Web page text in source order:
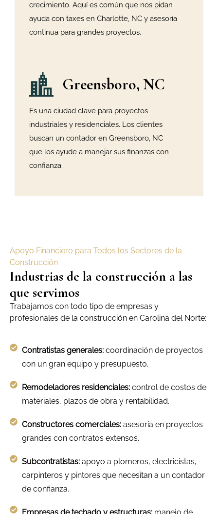
crecimiento. Aquí es común que nos pidan
ayuda con taxes en Charlotte, NC y asesoría
continua para grandes proyectos.
Greensboro, NC
Es una ciudad clave para proyectos
industriales y residenciales. Los clientes
buscan un contador en Greensboro, NC
que los ayude a manejar sus finanzas con
confianza.
Apoyo Financiero para Todos los Sectores de la
Construcción
Industrias de la construcción a las
que servimos
Trabajamos con todo tipo de empresas y
profesionales de la construcción en Carolina del Norte:
Contratistas generales: coordinación de proyectos
con un gran equipo y presupuesto.
Remodeladores residenciales: control de costos de
materiales, plazos de obra y rentabilidad.
Constructores comerciales: asesoría en proyectos
grandes con contratos extensos.
Subcontratistas: apoyo a plomeros, electricistas,
carpinteros y pintores que necesitan a un contador
de confianza.